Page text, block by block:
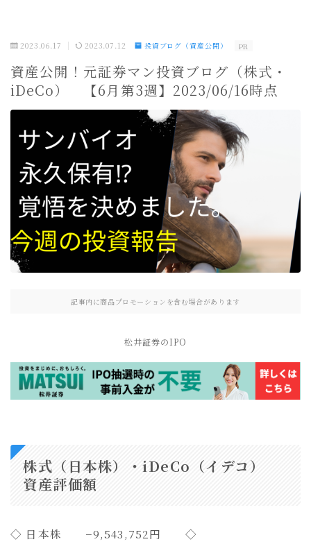
2023.06.17 2023.07.12 投資ブログ（資産公開） PR
資産公開！元証券マン投資ブログ（株式・
iDeCo） 【6月第3週】2023/06/16時点
記事内に商品プロモーションを含む場合があります
松井証券のIPO
株式（日本株）・iDeCo（イデコ）
資産評価額
◇ 日本株 −9,543,752円 ◇